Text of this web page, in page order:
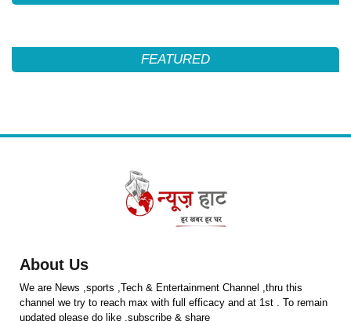
FEATURED
About Us
We are News ,sports ,Tech & Entertainment Channel ,thru this
channel we try to reach max with full efficacy and at 1st . To remain
updated please do like ,subscribe & share